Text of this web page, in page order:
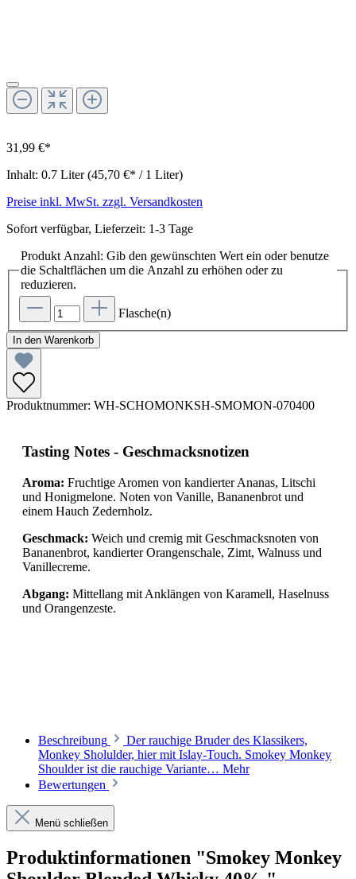
31,99 €*
Inhalt: 0.7 Liter(45,70 €* / 1 Liter)
Preise inkl. MwSt. zzgl. Versandkosten
Sofort verfügbar, Lieferzeit: 1-3 Tage
Produkt Anzahl: Gib den gewünschten Wert ein oder benutze
die Schaltflächen um die Anzahl zu erhöhen oder zu
reduzieren.
Flasche(n)
In den Warenkorb
Produktnummer: WH-SCHOMONKSH-SMOMON-070400
Tasting Notes - Geschmacksnotizen
Aroma: Fruchtige Aromen von kandierter Ananas, Litschi
und Honigmelone. Noten von Vanille, Bananenbrot und
einem Hauch Zedernholz.
Geschmack: Weich und cremig mit Geschmacksnoten von
Bananenbrot, kandierter Orangenschale, Zimt, Walnuss und
Vanillecreme.
Abgang: Mittellang mit Anklängen von Karamell, Haselnuss
und Orangenzeste.
Beschreibung
Der rauchige Bruder des Klassikers,
Monkey Sholulder, hier mit Islay-Touch. Smokey Monkey
Shoulder ist die rauchige Variante… Mehr
Bewertungen
Menü schließen
Produktinformationen "Smokey Monkey